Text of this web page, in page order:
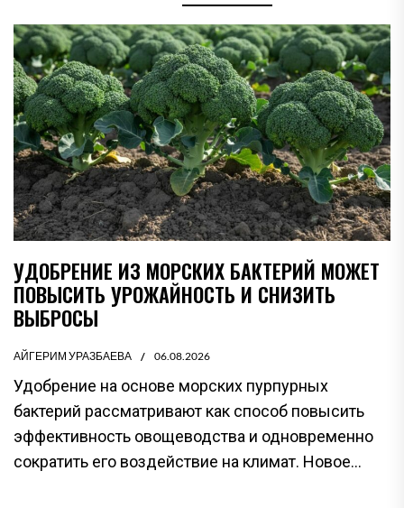
УДОБРЕНИЕ ИЗ МОРСКИХ БАКТЕРИЙ МОЖЕТ
ПОВЫСИТЬ УРОЖАЙНОСТЬ И СНИЗИТЬ
ВЫБРОСЫ
АЙГЕРИМ УРАЗБАЕВА 06.08.2026
Удобрение на основе морских пурпурных
бактерий рассматривают как способ повысить
эффективность овощеводства и одновременно
сократить его воздействие на климат. Новое...